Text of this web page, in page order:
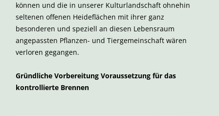
können und die in unserer Kulturlandschaft ohnehin
seltenen offenen Heideflächen mit ihrer ganz
besonderen und speziell an diesen Lebensraum
angepassten Pflanzen- und Tiergemeinschaft wären
verloren gegangen.
Gründliche Vorbereitung Voraussetzung für das
kontrollierte Brennen